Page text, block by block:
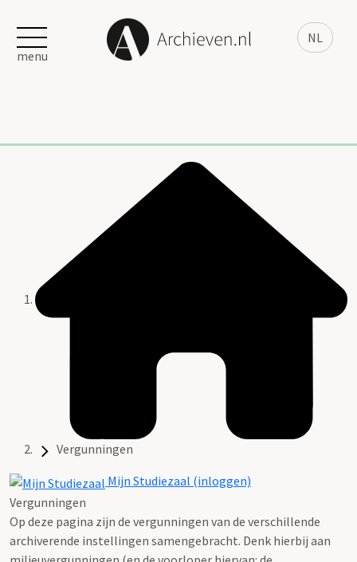
NL
menu
Vergunningen
Mijn Studiezaal (inloggen)
Vergunningen
Op deze pagina zijn de vergunningen van de verschillende
archiverende instellingen samengebracht. Denk hierbij aan